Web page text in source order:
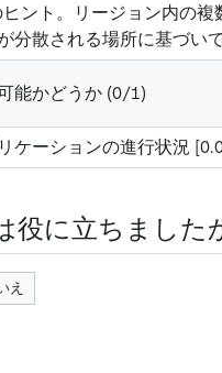
ヒント。リージョン内の複
分散される場所に基づいて
能かどうか (0/1)
ケーションの進行状況
役に立ちました
え